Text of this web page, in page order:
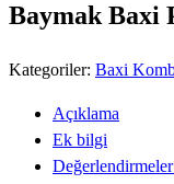
Baymak Baxi
Kategoriler: Baxi
Açıklama
Ek bilgi